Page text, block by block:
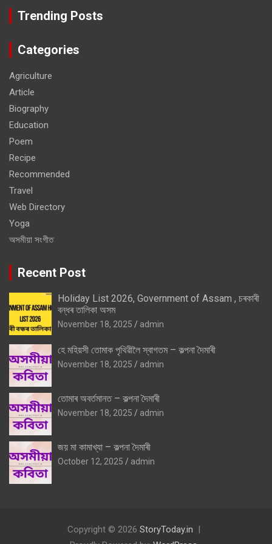
Trending Posts
Categories
Agriculture
Article
Biography
Education
Poem
Recipe
Recommended
Travel
Web Directory
Yoga
অসমীয়া সংগীত
Recent Post
Holiday List 2026, Government of Assam , চৰকাৰী
বন্ধৰ তালিকা অসম
November 18, 2025 admin
হে মহিয়সী তোমাক পৃথিৱীলৈ স্বাগতম – কল্পনা দৈমাৰী
November 18, 2025 admin
তোমাৰ অবৰ্তমানত – কল্পনা দৈমাৰী
November 18, 2025 admin
জয় মা কামাখ্যা – কল্পনা দৈমাৰী
October 12, 2025 admin
Copyright © 2026 StoryToday.in